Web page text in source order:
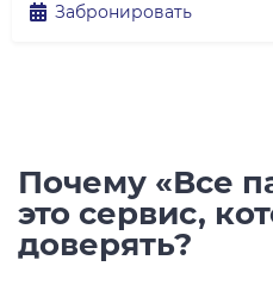
Забронировать
Почему «Все
это сервис,
доверять?